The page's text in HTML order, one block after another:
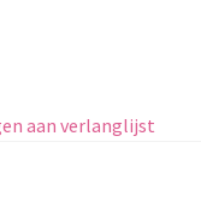
aan verlanglijst